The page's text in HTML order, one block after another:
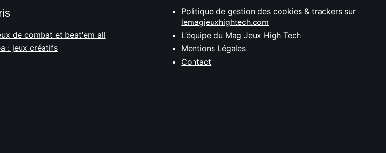
de combat et beat'em all
: jeux créatifs
Politique de gestion des cookies & trackers sur
lemagjeuxhightech.com
L’équipe du Mag Jeux High Tech
Mentions Légales
Contact